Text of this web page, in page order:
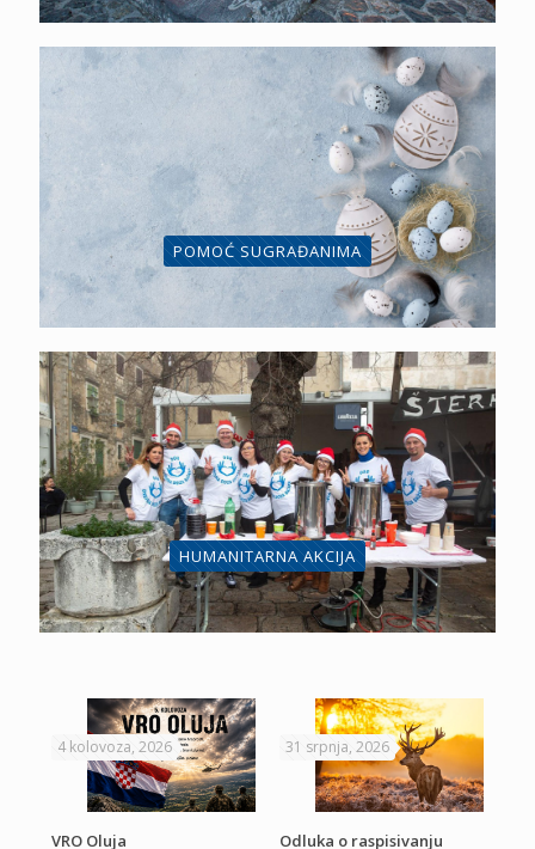
POMOĆ SUGRAĐANIMA
HUMANITARNA AKCIJA
4 kolovoza, 2026
VRO Oluja
31 srpnja, 2026
Odluka o raspisivanju